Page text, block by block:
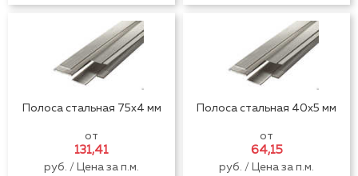
Полоса стальная 75x4 мм
от
131,41
руб. / Цена за п.м.
Полоса стальная 40x5 мм
от
64,15
руб. / Цена за п.м.